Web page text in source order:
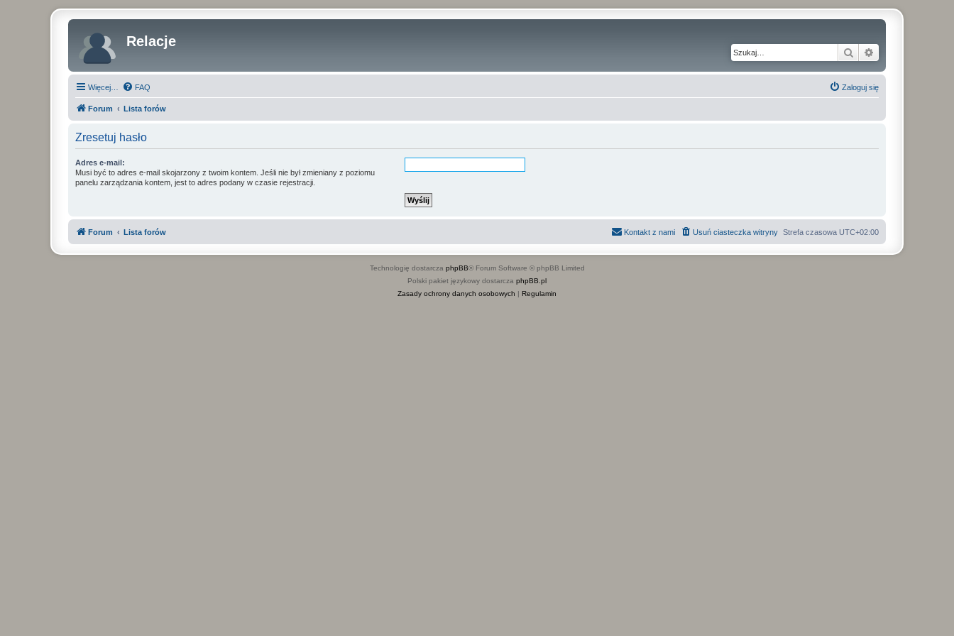
Relacje
Szukaj
Więcej… FAQ Zaloguj się
Forum Lista forów
Zresetuj hasło
Adres e-mail:
Musi być to adres e-mail skojarzony z twoim kontem. Jeśli nie był zmieniany z poziomu
panelu zarządzania kontem, jest to adres podany w czasie rejestracji.
Forum Lista forów Strefa czasowa UTC+02:00
Usuń ciasteczka witryny
Kontakt z nami
Technologię dostarcza phpBB® Forum Software © phpBB Limited
Polski pakiet językowy dostarcza phpBB.pl
Zasady ochrony danych osobowych | Regulamin